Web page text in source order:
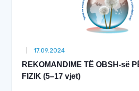
17.09.2024
REKOMANDIME TË OBSH-së
FIZIK (5–17 vjet)